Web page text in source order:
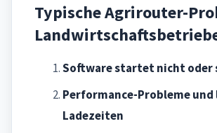
Typische Agrirouter-
Software startet nicht oder
Performance-Probleme und
Ladezeiten